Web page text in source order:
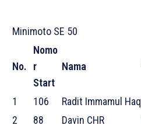
Minimoto SE 50
No.
Nomo
r
Start
Nama
1 106 Radit Immamul Haq
2
88 Davin CHR